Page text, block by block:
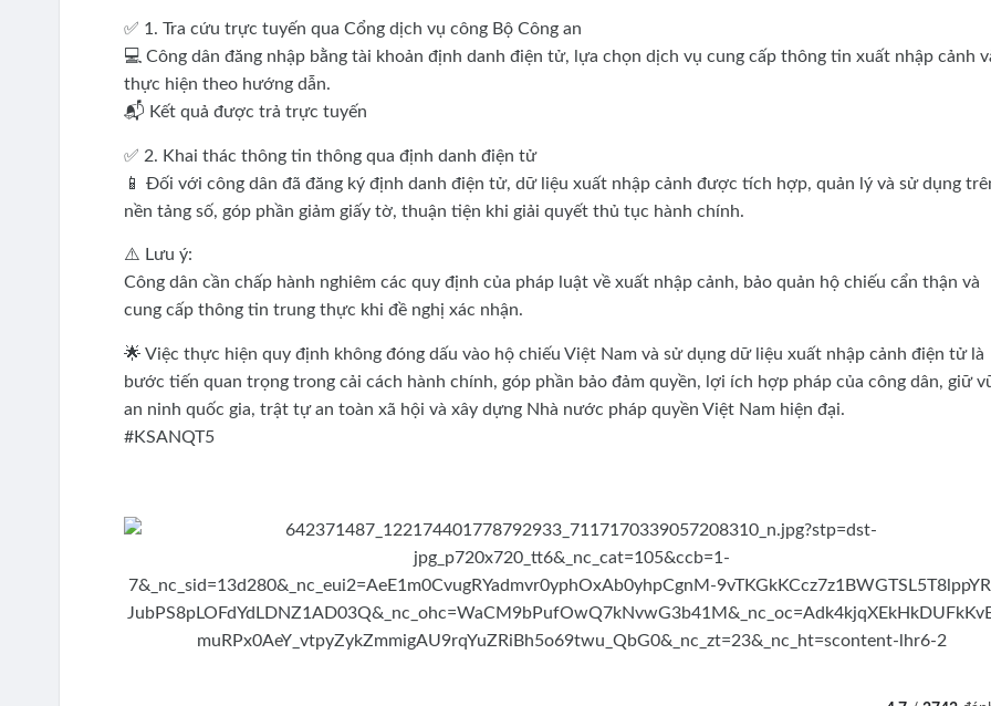
✅ 1. Tra cứu trực tuyến qua Cổng dịch vụ công Bộ Công an
💻 Công dân đăng nhập bằng tài khoản định danh điện tử, lựa chọn dịch vụ cung cấp thông tin xuất nhập cảnh
thực hiện theo hướng dẫn.
📬 Kết quả được trả trực tuyến
✅ 2. Khai thác thông tin thông qua định danh điện tử
📱 Đối với công dân đã đăng ký định danh điện tử, dữ liệu xuất nhập cảnh được tích hợp, quản lý và sử dụng
nền tảng số, góp phần giảm giấy tờ, thuận tiện khi giải quyết thủ tục hành chính.
⚠️ Lưu ý:
Công dân cần chấp hành nghiêm các quy định của pháp luật về xuất nhập cảnh, bảo quản hộ chiếu cẩn thận và
cung cấp thông tin trung thực khi đề nghị xác nhận.
🌟 Việc thực hiện quy định không đóng dấu vào hộ chiếu Việt Nam và sử dụng dữ liệu xuất nhập cảnh điện tử là
bước tiến quan trọng trong cải cách hành chính, góp phần bảo đảm quyền, lợi ích hợp pháp của công dân, giữ
an ninh quốc gia, trật tự an toàn xã hội và xây dựng Nhà nước pháp quyền Việt Nam hiện đại.
#KSANQT5